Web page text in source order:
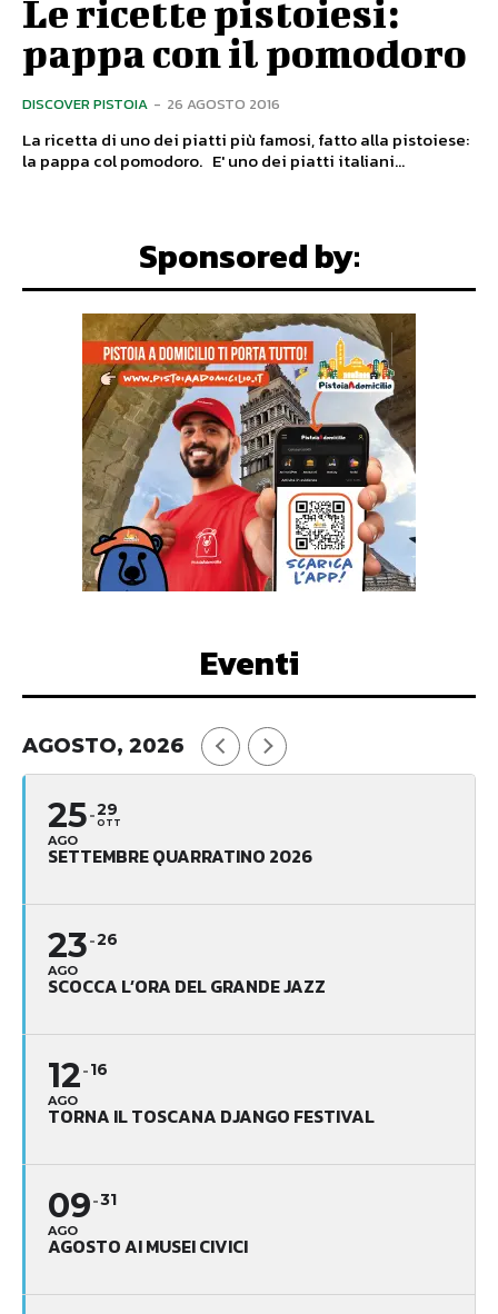
Le ricette pistoiesi:
pappa con il pomodoro
DISCOVER PISTOIA - 26 AGOSTO 2016
La ricetta di uno dei piatti più famosi, fatto alla pistoiese:
la pappa col pomodoro. E' uno dei piatti italiani...
Sponsored by:
Eventi
AGOSTO, 2026
25
AGO
29
OTT
SETTEMBRE QUARRATINO 2026
23
AGO
26
SCOCCA L’ORA DEL GRANDE JAZZ
12
AGO
16
TORNA IL TOSCANA DJANGO FESTIVAL
09
AGO
31
AGOSTO AI MUSEI CIVICI